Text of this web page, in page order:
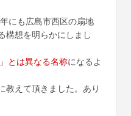
にも広島市西区の扇地
構想を明らかにしまし
とは異なる名称になるよ
教えて頂きました。あり